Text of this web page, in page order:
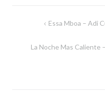
articoli
Essa Mboa – Adi
La Noche Mas Caliente